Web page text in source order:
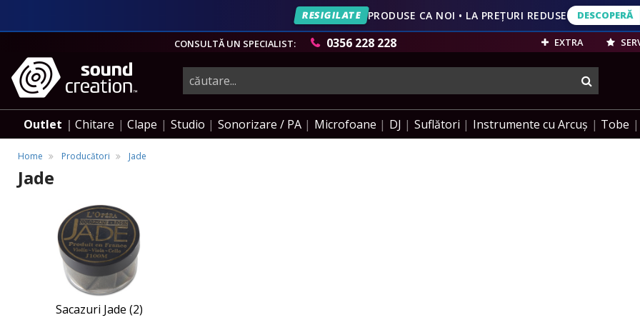
VEZI
RESIGILATE PRODUSE CA NOI • LA PREȚURI REDUSE DESCOPERĂ
DESCOPERĂ
CONSULTĂ UN SPECIALIST:
0356 228 228 EXTRA
instrumente
muzicale,
echipamente
pro-
audio
Outlet Chitare Clape Studio Sonorizare / PA Microfoane DJ Suflători Instrumente cu Arcuș Tobe
Home Producători Jade
Jade
Sacazuri
Sacazuri Jade (2)